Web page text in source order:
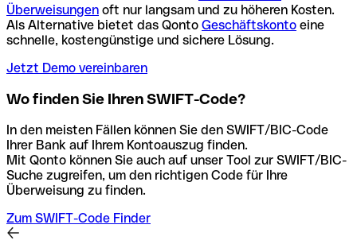
Überweisungen oft nur langsam und zu höheren Kosten.
Als Alternative bietet das Qonto Geschäftskonto eine
schnelle, kostengünstige und sichere Lösung.
Jetzt Demo vereinbaren
Wo finden Sie Ihren SWIFT-Code?
In den meisten Fällen können Sie den SWIFT/BIC-Code
Ihrer Bank auf Ihrem Kontoauszug finden.
Mit Qonto können Sie auch auf unser Tool zur SWIFT/BIC-
Suche zugreifen, um den richtigen Code für Ihre
Überweisung zu finden.
Zum SWIFT-Code Finder